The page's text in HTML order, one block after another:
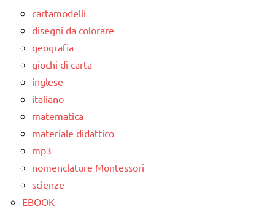
cartamodelli
disegni da colorare
geografia
giochi di carta
inglese
italiano
matematica
materiale didattico
mp3
nomenclature Montessori
scienze
EBOOK